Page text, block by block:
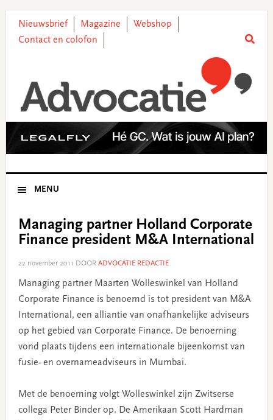
primary
main
primary
footer
Nieuwsbrief Magazine
Webshop
Contact en colofon
MENU
Managing partner Holland Corporate
Finance president M&A International
22 november 2011 DOOR ADVOCATIE REDACTIE
Managing partner Maarten Wolleswinkel van Holland
Corporate Finance is benoemd is tot president van M&A
International, een alliantie van onafhankelijke adviseurs
op het gebied van Corporate Finance. De benoeming
vond plaats tijdens een internationale bijeenkomst van
fusie- en overnameadviseurs in Mumbai.
Met de benoeming volgt Wolleswinkel zijn Zwitserse
collega Peter Binder op. De Amerikaan Scott Hardman